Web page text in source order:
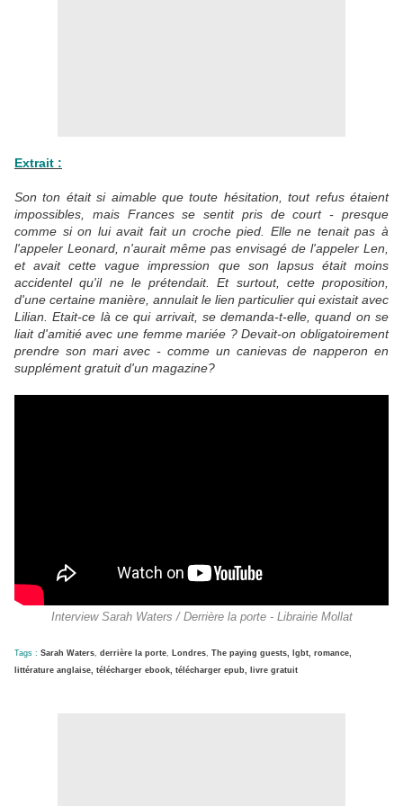
Extrait :
Son ton était si aimable que toute hésitation, tout refus étaient
impossibles, mais Frances se sentit pris de court - presque
comme si on lui avait fait un croche pied. Elle ne tenait pas à
l'appeler Leonard, n'aurait même pas envisagé de l'appeler Len,
et avait cette vague impression que son lapsus était moins
accidentel qu'il ne le prétendait. Et surtout, cette proposition,
d'une certaine manière, annulait le lien particulier qui existait avec
Lilian. Etait-ce là ce qui arrivait, se demanda-t-elle, quand on se
liait d'amitié avec une femme mariée ? Devait-on obligatoirement
prendre son mari avec - comme un canievas de napperon en
supplément gratuit d'un magazine?
Interview Sarah Waters / Derrière la porte - Librairie Mollat
Tags : Sarah Waters, derrière la porte, Londres, The paying guests, lgbt, romance,
littérature anglaise, télécharger ebook, télécharger epub, livre gratuit